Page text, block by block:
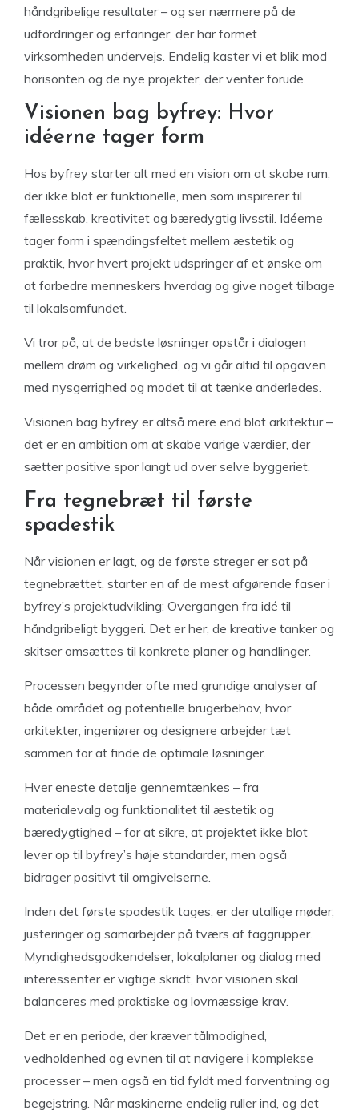
håndgribelige resultater – og ser nærmere på de
udfordringer og erfaringer, der har formet
virksomheden undervejs. Endelig kaster vi et blik mod
horisonten og de nye projekter, der venter forude.
Visionen bag byfrey: Hvor
idéerne tager form
Hos byfrey starter alt med en vision om at skabe rum,
der ikke blot er funktionelle, men som inspirerer til
fællesskab, kreativitet og bæredygtig livsstil. Idéerne
tager form i spændingsfeltet mellem æstetik og
praktik, hvor hvert projekt udspringer af et ønske om
at forbedre menneskers hverdag og give noget tilbage
til lokalsamfundet.
Vi tror på, at de bedste løsninger opstår i dialogen
mellem drøm og virkelighed, og vi går altid til opgaven
med nysgerrighed og modet til at tænke anderledes.
Visionen bag byfrey er altså mere end blot arkitektur –
det er en ambition om at skabe varige værdier, der
sætter positive spor langt ud over selve byggeriet.
Fra tegnebræt til første
spadestik
Når visionen er lagt, og de første streger er sat på
tegnebrættet, starter en af de mest afgørende faser i
byfrey’s projektudvikling: Overgangen fra idé til
håndgribeligt byggeri. Det er her, de kreative tanker og
skitser omsættes til konkrete planer og handlinger.
Processen begynder ofte med grundige analyser af
både området og potentielle brugerbehov, hvor
arkitekter, ingeniører og designere arbejder tæt
sammen for at finde de optimale løsninger.
Hver eneste detalje gennemtænkes – fra
materialevalg og funktionalitet til æstetik og
bæredygtighed – for at sikre, at projektet ikke blot
lever op til byfrey’s høje standarder, men også
bidrager positivt til omgivelserne.
Inden det første spadestik tages, er der utallige møder,
justeringer og samarbejder på tværs af faggrupper.
Myndighedsgodkendelser, lokalplaner og dialog med
interessenter er vigtige skridt, hvor visionen skal
balanceres med praktiske og lovmæssige krav.
Det er en periode, der kræver tålmodighed,
vedholdenhed og evnen til at navigere i komplekse
processer – men også en tid fyldt med forventning og
begejstring. Når maskinerne endelig ruller ind, og det